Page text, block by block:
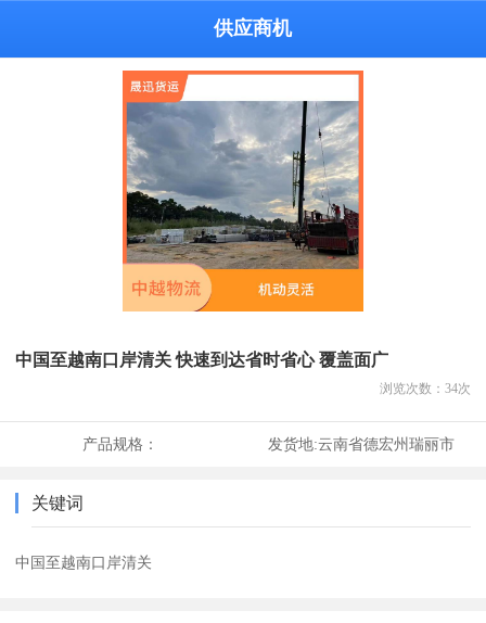
供应商机
中国至越南口岸清关 快速到达省时省心 覆盖面广
浏览次数： 34次
产品规格： 发货地:云南省德宏州瑞丽市
关键词
中国至越南口岸清关